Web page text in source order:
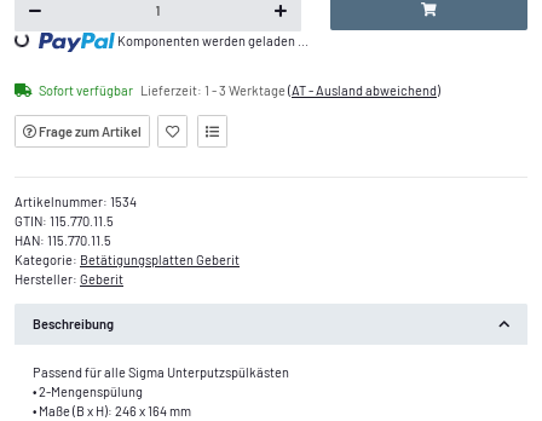
Loading... Komponenten werden geladen ...
Sofort verfügbar Lieferzeit: 1 - 3 Werktage(AT - Ausland abweichend)
Frage zum Artikel
Artikelnummer: 1534
GTIN: 115.770.11.5
HAN: 115.770.11.5
Kategorie: Betätigungsplatten Geberit
Hersteller: Geberit
Beschreibung
Passend für alle Sigma Unterputzspülkästen
• 2-Mengenspülung
• Maße (B x H): 246 x 164 mm